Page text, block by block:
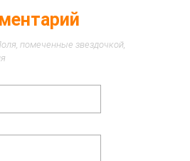
помеченные звездочкой,